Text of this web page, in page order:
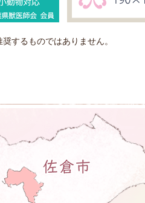
するものではありません。